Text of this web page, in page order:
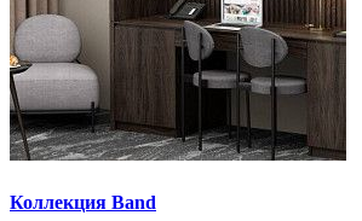
Коллекция Band